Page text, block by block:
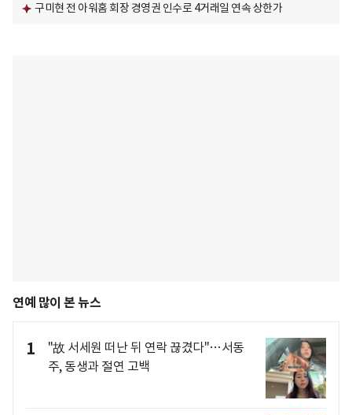
구미현 전 아워홈 회장 경영권 인수로 4거래일 연속 상한가
연예 많이 본 뉴스
1
"故 서세원 떠난 뒤 연락 끊겼다"…서동
주, 동생과 절연 고백